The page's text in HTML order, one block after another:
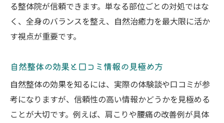
る整体院が信頼できます。単なる部位ごとの対処ではな
く、全身のバランスを整え、自然治癒力を最大限に活か
す視点が重要です。
自然整体の効果と口コミ情報の見極め方
自然整体の効果を知るには、実際の体験談や口コミが参
考になりますが、信頼性の高い情報かどうかを見極める
ことが大切です。例えば、肩こりや腰痛の改善例が具体